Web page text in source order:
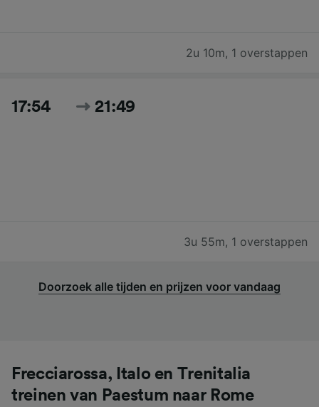
2u 10m, 1 overstappen
17:54 21:49
3u 55m, 1 overstappen
Doorzoek alle tijden en prijzen voor vandaag
Frecciarossa, Italo en Trenitalia
treinen van Paestum naar Rome